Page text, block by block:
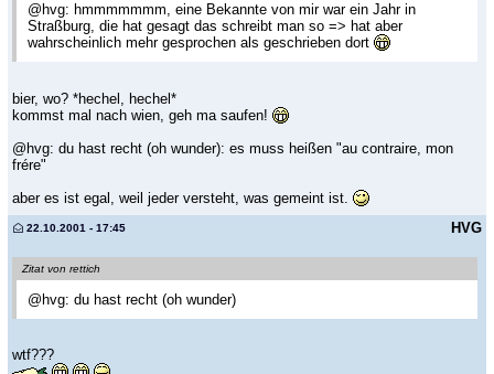
@hvg: hmmmmmmm, eine Bekannte von mir war ein Jahr in
Straßburg, die hat gesagt das schreibt man so => hat aber
wahrscheinlich mehr gesprochen als geschrieben dort
bier, wo? *hechel, hechel*
kommst mal nach wien, geh ma saufen!
@hvg: du hast recht (oh wunder): es muss heißen "au contraire, mon
frére"
aber es ist egal, weil jeder versteht, was gemeint ist.
HVG
22.10.2001 - 17:45
Zitat von rettich
@hvg: du hast recht (oh wunder)
wtf???